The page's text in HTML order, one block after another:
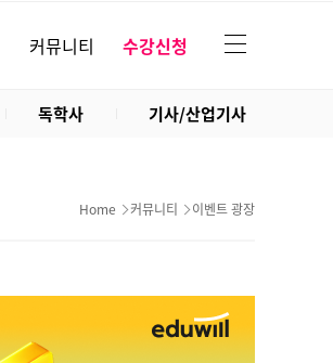
커뮤니티 수강신청
독학사 기사/산업기사
Home 커뮤니티 이벤트 광장